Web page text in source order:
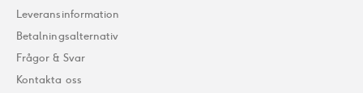
Leveransinformation
Betalningsalternativ
Frågor & Svar
Kontakta oss